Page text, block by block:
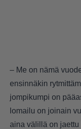
– Me on nämä
ensinnäkin
jompikumpi on
lomailu on joinain
aina välillä on jaettu